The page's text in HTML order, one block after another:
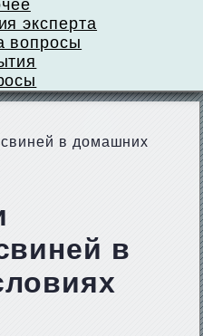
эксперта
вопросы
в домашних
в